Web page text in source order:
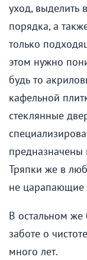
уход, выделить
порядка, а
только
этом нужно
будь то
кафельной
стеклянные
предназначены
Тряпки же в
не царапающие
В остальном же
заботе о
много лет.